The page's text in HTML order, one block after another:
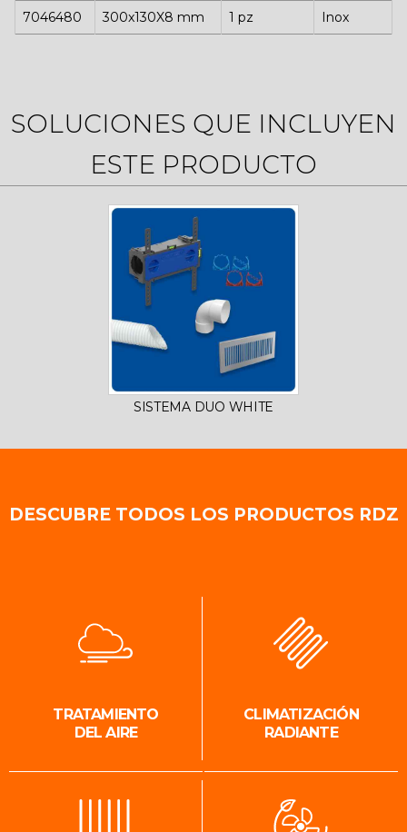
7046480 300x130X8 mm 1 pz Inox
SOLUCIONES QUE INCLUYEN
ESTE PRODUCTO
SISTEMA DUO WHITE
DESCUBRE TODOS LOS PRODUCTOS RDZ
TRATAMIENTO
DEL AIRE
CLIMATIZACIÓN
RADIANTE